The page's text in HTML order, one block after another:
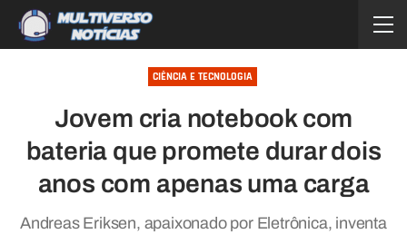
CIÊNCIA E TECNOLOGIA
Jovem cria notebook com
bateria que promete durar dois
anos com apenas uma carga
Andreas Eriksen, apaixonado por Eletrônica, inventa